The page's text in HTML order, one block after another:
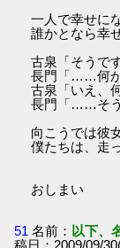
一人で幸せに
誰かとなら幸
古泉「そうで
長門「……何か
古泉「いえ、
長門「……そう
向こうでは彼
僕たちは、走
おしまい
51 名前： 以下、